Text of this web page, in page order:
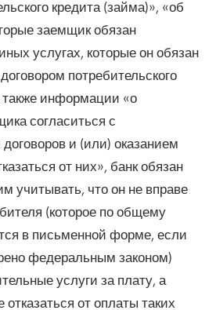
кредита (займа)», «об
заемщик обязан
услугах, которые он обязан
потребительского
также информации «о
согласиться с
и (или) оказанием
от них», банк обязан
учитывать, что он не вправе
(которое по общему
в письменной форме, если
федеральным законом)
услуги за плату, а
отказаться от оплаты таких